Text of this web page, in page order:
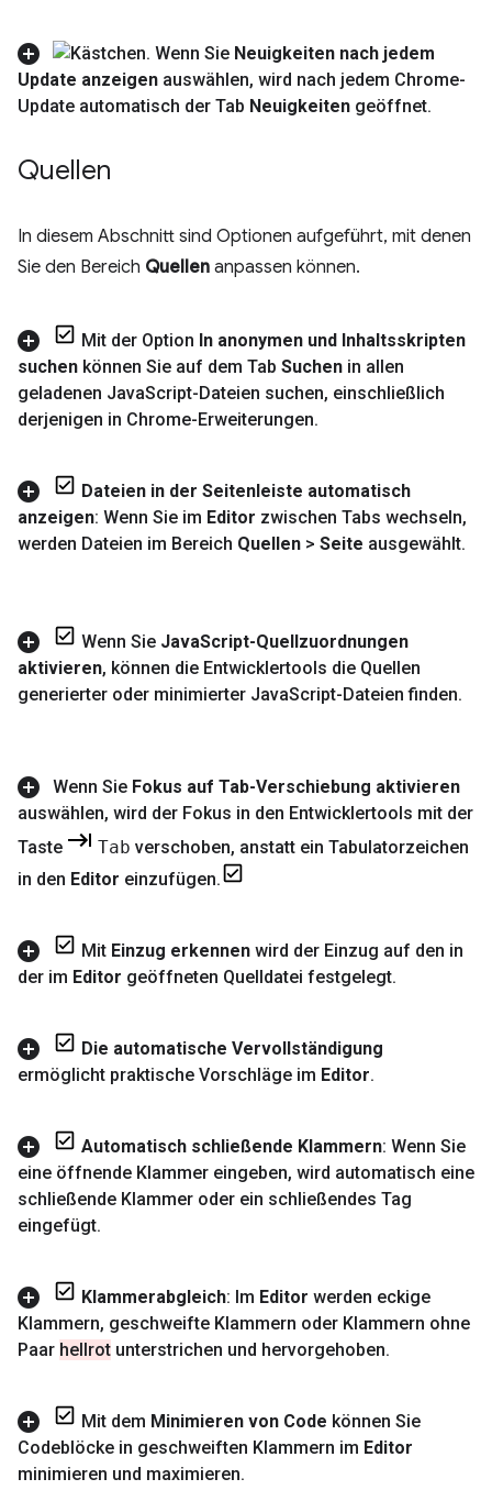
Wenn Sie Neuigkeiten nach jedem
Update anzeigen auswählen, wird nach jedem Chrome-
Update automatisch der Tab Neuigkeiten geöffnet.
Quellen
In diesem Abschnitt sind Optionen aufgeführt, mit denen
Sie den Bereich Quellen anpassen können.
Mit der Option In anonymen und Inhaltsskripten
suchen können Sie auf dem Tab Suchen in allen
geladenen JavaScript-Dateien suchen, einschließlich
derjenigen in Chrome-Erweiterungen.
Dateien in der Seitenleiste automatisch
anzeigen: Wenn Sie im Editor zwischen Tabs wechseln,
werden Dateien im Bereich Quellen > Seite ausgewählt.
Wenn Sie JavaScript-Quellzuordnungen
aktivieren, können die Entwicklertools die Quellen
generierter oder minimierter JavaScript-Dateien finden.
Wenn Sie Fokus auf Tab-Verschiebung aktivieren
auswählen, wird der Fokus in den Entwicklertools mit der
Taste
Tab verschoben, anstatt ein Tabulatorzeichen
in den Editor einzufügen.
Mit Einzug erkennen wird der Einzug auf den in
der im Editor geöffneten Quelldatei festgelegt.
Die automatische Vervollständigung
ermöglicht praktische Vorschläge im Editor.
Automatisch schließende Klammern: Wenn Sie
eine öffnende Klammer eingeben, wird automatisch eine
schließende Klammer oder ein schließendes Tag
eingefügt.
Klammerabgleich: Im Editor werden eckige
Klammern, geschweifte Klammern oder Klammern ohne
Paar hellrot unterstrichen und hervorgehoben.
Mit dem Minimieren von Code können Sie
Codeblöcke in geschweiften Klammern im Editor
minimieren und maximieren.